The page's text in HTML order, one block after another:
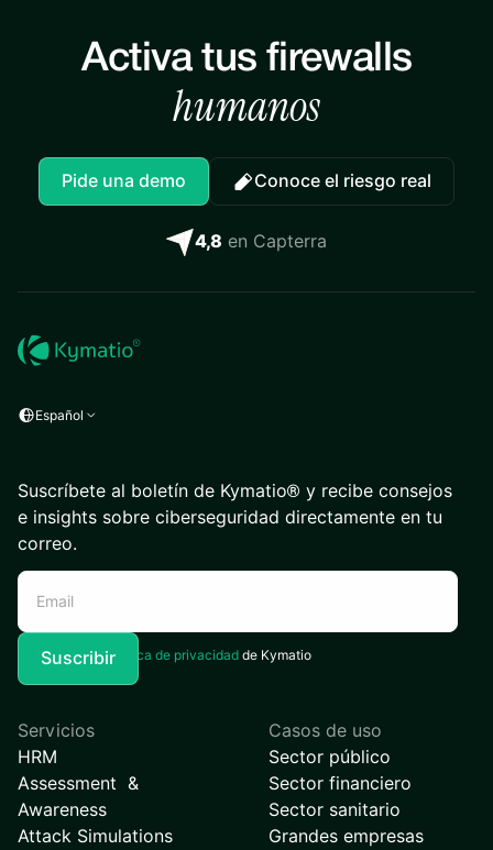
Activa tus firewalls
humanos
Pide una demo Conoce el riesgo real
4,8 en Capterra
Español
Suscríbete al boletín de Kymatio® y recibe consejos
e insights sobre ciberseguridad directamente en tu
correo.
Acepto laPolítica de privacidad de Kymatio
Servicios
HRM
Assessment &
Awareness
Attack Simulations
Casos de uso
Sector público
Sector financiero
Sector sanitario
Grandes empresas